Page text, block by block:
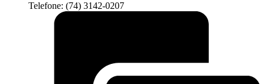
Telefone: (74) 3142-0207